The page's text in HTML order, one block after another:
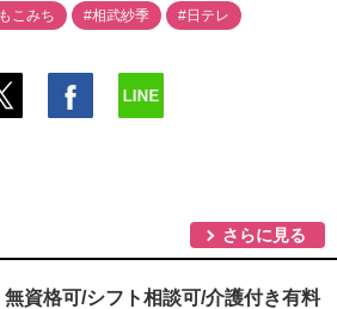
こみち #相武紗季 #日テレ
さらに見る
無資格可/シフト相談可/介護付き有料